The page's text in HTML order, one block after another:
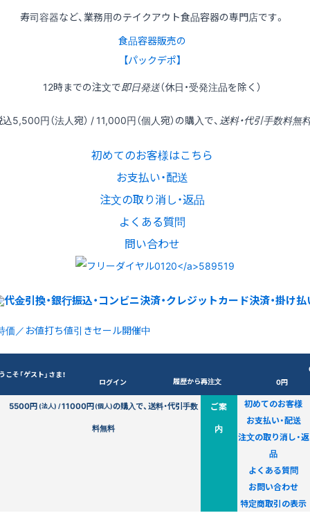
寿司容器など、業務用のテイクアウト食品容器の専門店です。
食品容器販売の
【パックデポ】
12時までの注文で即日発送（休日・受発注品を除く）
込5,500円（法人宛） / 11,000円（個人宛）の購入で、 送料・代引手数料無
初めてのお客様はこちら
お支払い・配送
注文の取り消し・返品
よくある質問
問い合わせ
価／お値打ち値引きセール開催中
こそ「ゲスト」さま！
ログイン 履歴から再注文
0円
5500円(法人) /11000円(個人)の購入で、送料・代引手数
料無料
ご案
内
初めてのお客様
お支払い・配送
注文の取り消し・返
品
よくある質問
お問い合わせ
特定商取引の表示